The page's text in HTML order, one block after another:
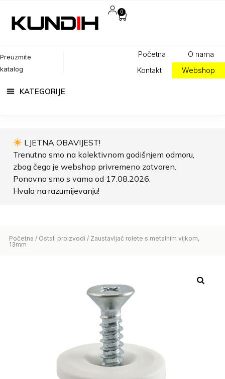
Početna
O nama
Kontakt
Webshop
Preuzmite
katalog
0
LJETNA OBAVIJEST!
Trenutno smo na kolektivnom godišnjem odmoru,
zbog čega je webshop privremeno zatvoren.
Ponovno smo s vama od 17.08.2026.
Hvala na razumijevanju!
Početna / Ostali proizvodi / Zaustavljač rolete s metalnim vijkom,
13mm